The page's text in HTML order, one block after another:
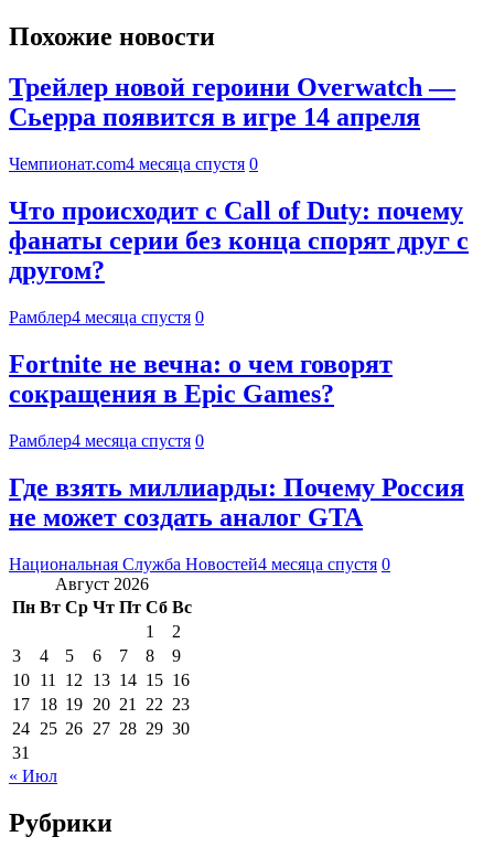
Похожие новости
Трейлер новой героини Overwatch —
Сьерра появится в игре 14 апреля
Чемпионат.com4 месяца спустя 0
Что происходит с Call of Duty: почему
фанаты серии без конца спорят друг с
другом?
Рамблер4 месяца спустя 0
Fortnite не вечна: о чем говорят
сокращения в Epic Games?
Рамблер4 месяца спустя 0
Где взять миллиарды: Почему Россия
не может создать аналог GTA
Национальная Служба Новостей4 месяца спустя 0
Август 2026
Пн Вт Ср Чт Пт Сб Вс
1
2
3
4 5 6 7 8
9
10 11 12 13 14 15 16
17 18 19 20 21 22 23
24 25 26 27 28 29 30
31
« Июл
Рубрики